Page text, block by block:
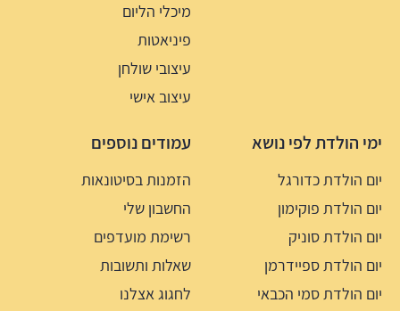
מיכלי הליום
פיניאטות
עיצובי שולחן
עיצוב אישי
ימי הולדת לפי נושא
יום הולדת כדורגל
יום הולדת פוקימון
יום הולדת סוניק
יום הולדת ספיידרמן
יום הולדת סמי הכבאי
עמודים נוספים
הזמנות בסיטונאות
החשבון שלי
רשימת מועדפים
שאלות ותשובות
לחגוג אצלנו